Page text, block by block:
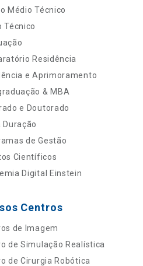
Médio Técnico
Técnico
Residência
e Aprimoramento
& MBA
e Doutorado
Duração
de Gestão
Científicos
Digital Einstein
Centros
de Imagem
de Simulação Realística
de Cirurgia Robótica